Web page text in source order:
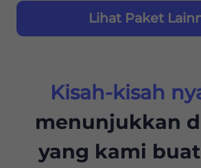
Lihat Paket
Kisah-kisah
menunjukkan
yang kami